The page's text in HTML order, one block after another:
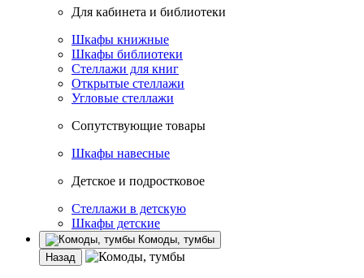
Для кабинета и библиотеки
Шкафы книжные
Шкафы библиотеки
Стеллажи для книг
Открытые стеллажи
Угловые стеллажи
Сопутствующие товары
Шкафы навесные
Детское и подростковое
Стеллажи в детскую
Шкафы детские
Комоды, тумбы
Назад